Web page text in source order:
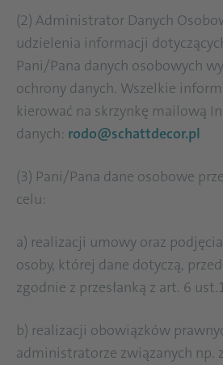
(2) Administrator Danych
udzielenia informacji
Pani/Pana danych osobowych
ochrony danych. Wszelkie
kierować na skrzynkę mailową
danych: rodo@schattdecor.pl
(3) Pani/Pana dane osobowe
celu:
a) realizacji umowy oraz
osoby, której dane dotyczą,
zgodnie z przesłanką z art. 6
b) realizacji obowiązków
administratorze związanych np.